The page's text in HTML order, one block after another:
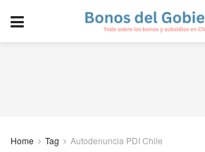
Home Tag Autodenuncia PDI Chile